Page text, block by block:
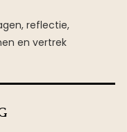
reflectie,
en vertrek